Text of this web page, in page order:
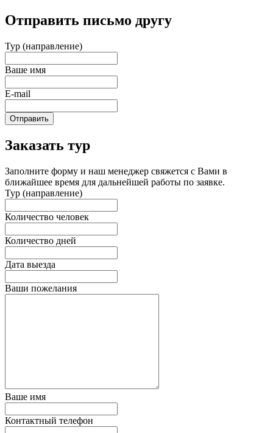
Отправить письмо другу
Тур (направление)
Ваше имя
E-mail
Отправить
Заказать тур
Заполните форму и наш менеджер свяжется с Вами в
ближайшее время для дальнейшей работы по заявке.
Тур (направление)
Количество человек
Количество дней
Дата выезда
Ваши пожелания
Ваше имя
Контактный телефон